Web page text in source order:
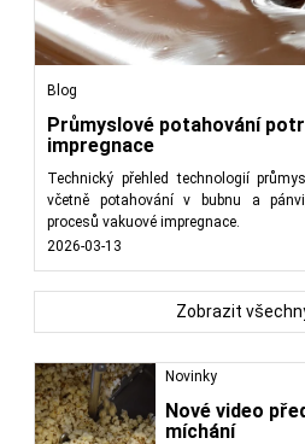
Novinky
Nové video
míchání
Blog
Průmyslové potahování
impregnace
Technický přehled technologií
včetně potahování v bubnu a
procesů vakuové impregnace.
2026-03-13
Zobrazit